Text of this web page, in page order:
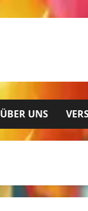
ÜBER UNS